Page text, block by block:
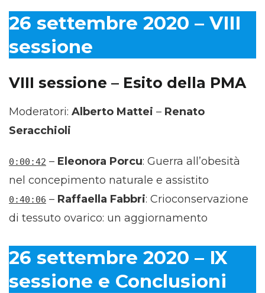
26 settembre 2020 – VIII
sessione
VIII sessione – Esito della PMA
Moderatori: Alberto Mattei – Renato
Seracchioli
0:00:42 – Eleonora Porcu: Guerra all’obesità
nel concepimento naturale e assistito
0:40:06 – Raffaella Fabbri: Crioconservazione
di tessuto ovarico: un aggiornamento
26 settembre 2020 – IX
sessione e Conclusioni